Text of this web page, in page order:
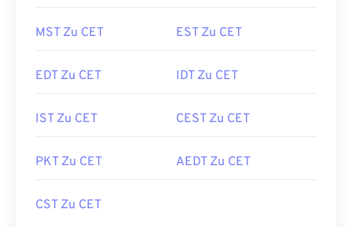
MST Zu CET EST Zu CET
EDT Zu CET IDT Zu CET
IST Zu CET CEST Zu CET
PKT Zu CET AEDT Zu CET
CST Zu CET